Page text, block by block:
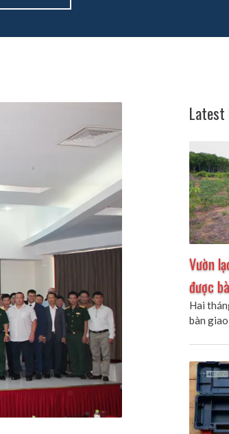
Latest
Vườn
được
Hai
bàn giao,